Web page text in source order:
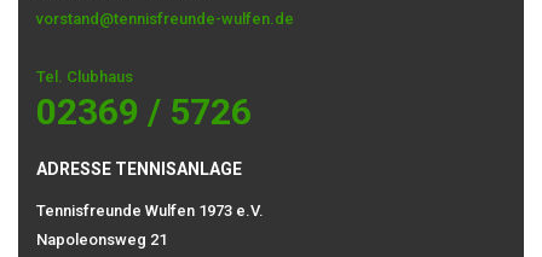
vorstand@tennisfreunde-wulfen.de
Tel. Clubhaus
02369 / 5726
ADRESSE TENNISANLAGE
Tennisfreunde Wulfen 1973 e.V.
Napoleonsweg 21